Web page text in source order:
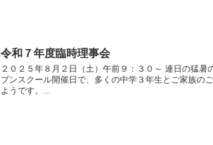
令和７年度臨時理事会
２０２５年８月２日（土）午前９：３０～ 連日の猛
プンスクール開催日で、多くの中学３年生とご家族の
ようです。...